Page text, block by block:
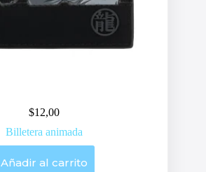
$12,00
Billetera animada
Añadir al carrito